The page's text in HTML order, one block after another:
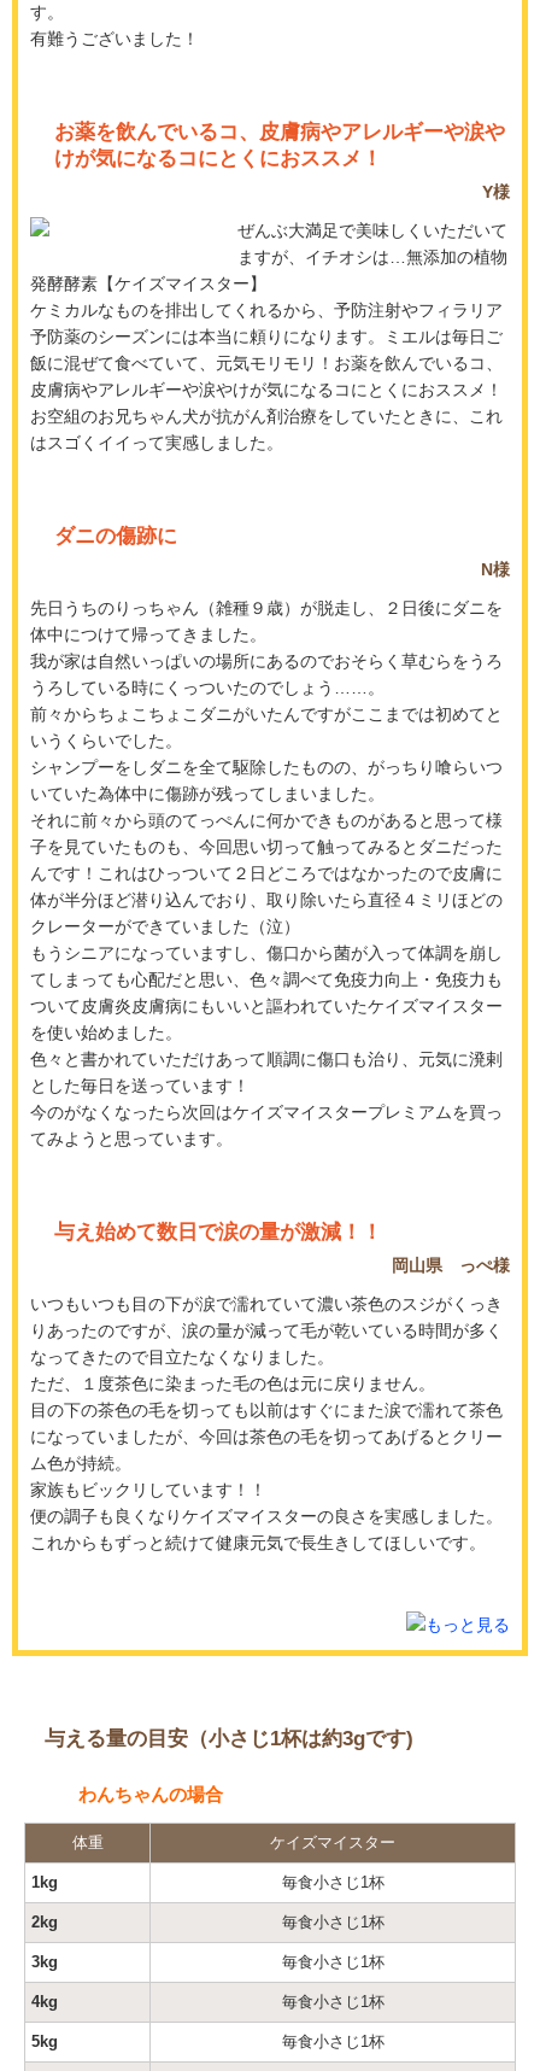
す。
有難うございました！
お薬を飲んでいるコ、皮膚病やアレルギーや涙や
けが気になるコにとくにおススメ！
Y様
ぜんぶ大満足で美味しくいただいて
ますが、イチオシは…無添加の植物
発酵酵素【ケイズマイスター】
ケミカルなものを排出してくれるから、予防注射やフィラリア
予防薬のシーズンには本当に頼りになります。ミエルは毎日ご
飯に混ぜて食べていて、元気モリモリ！お薬を飲んでいるコ、
皮膚病やアレルギーや涙やけが気になるコにとくにおススメ！
お空組のお兄ちゃん犬が抗がん剤治療をしていたときに、これ
はスゴくイイって実感しました。
ダニの傷跡に
N様
先日うちのりっちゃん（雑種９歳）が脱走し、２日後にダニを
体中につけて帰ってきました。
我が家は自然いっぱいの場所にあるのでおそらく草むらをうろ
うろしている時にくっついたのでしょう……。
前々からちょこちょこダニがいたんですがここまでは初めてと
いうくらいでした。
シャンプーをしダニを全て駆除したものの、がっちり喰らいつ
いていた為体中に傷跡が残ってしまいました。
それに前々から頭のてっぺんに何かできものがあると思って様
子を見ていたものも、今回思い切って触ってみるとダニだった
んです！これはひっついて２日どころではなかったので皮膚に
体が半分ほど潜り込んでおり、取り除いたら直径４ミリほどの
クレーターができていました（泣）
もうシニアになっていますし、傷口から菌が入って体調を崩し
てしまっても心配だと思い、色々調べて免疫力向上・免疫力も
ついて皮膚炎皮膚病にもいいと謳われていたケイズマイスター
を使い始めました。
色々と書かれていただけあって順調に傷口も治り、元気に溌剌
とした毎日を送っています！
今のがなくなったら次回はケイズマイスタープレミアムを買っ
てみようと思っています。
与え始めて数日で涙の量が激減！！
岡山県 っぺ様
いつもいつも目の下が涙で濡れていて濃い茶色のスジがくっき
りあったのですが、涙の量が減って毛が乾いている時間が多く
なってきたので目立たなくなりました。
ただ、１度茶色に染まった毛の色は元に戻りません。
目の下の茶色の毛を切っても以前はすぐにまた涙で濡れて茶色
になっていましたが、今回は茶色の毛を切ってあげるとクリー
ム色が持続。
家族もビックリしています！！
便の調子も良くなりケイズマイスターの良さを実感しました。
これからもずっと続けて健康元気で長生きしてほしいです。
与える量の目安（小さじ1杯は約3gです)
わんちゃんの場合
体重 ケイズマイスター
1kg 毎食小さじ1杯
2kg 毎食小さじ1杯
3kg 毎食小さじ1杯
4kg 毎食小さじ1杯
5kg 毎食小さじ1杯